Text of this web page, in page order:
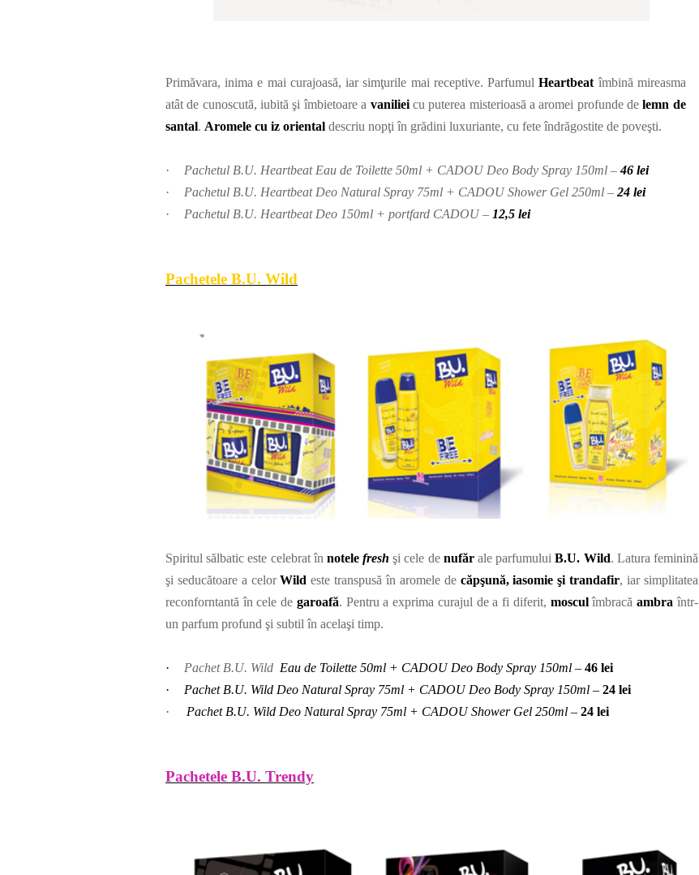
Primăvara, inima e mai curajoasă, iar simţurile mai receptive. ParfumulHeartbeat îmbină mireasma
atât de cunoscută, iubită şi îmbietoare a vanilieicu puterea misterioasă a aromei profunde delemn de
santal. Aromele cu iz oriental descriu nopţi în grădini luxuriante, cu fete îndrăgostite de poveşti.
· Pachetul B.U. Heartbeat Eau de Toilette 50ml + CADOU Deo Body Spray 150ml –46 lei
·
Pachetul B.U. Heartbeat Deo Natural Spray 75ml + CADOU Shower Gel 250ml –24 lei
·
Pachetul B.U. Heartbeat Deo 150ml + portfard CADOU – 12,5 lei
PacheteleB.U. Wild
Spiritul sălbatic este celebrat în notelefresh şi cele de nufărale parfumuluiB.U. Wild. Latura feminină
şi seducătoare a celorWild este transpusă în aromele de căpşună, iasomie şi trandafir, iar simplitatea
reconforntantă în cele de garoafă. Pentru a exprima curajul de a fi diferit, mosculîmbracăambra într-
un parfum profund şi subtil în acelaşi timp.
· Pachet B.U. Wild Eau de Toilette 50ml + CADOU Deo Body Spray 150ml –46 lei
·
Pachet B.U. Wild Deo Natural Spray 75ml + CADOU Deo Body Spray 150ml –24 lei
·
Pachet B.U. Wild Deo Natural Spray 75ml + CADOU Shower Gel 250ml –24 lei
PacheteleB.U. Trendy